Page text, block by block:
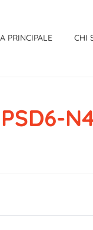
PRINCIPALE CHI